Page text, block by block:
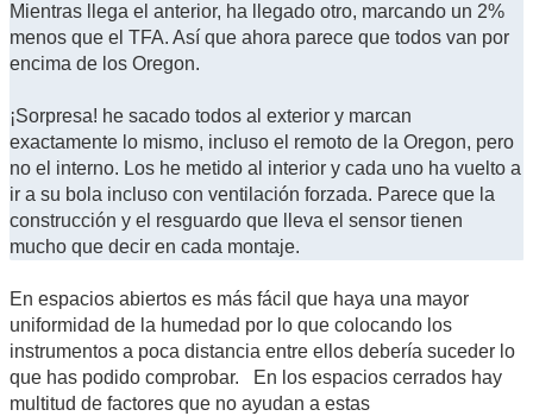
Mientras llega el anterior, ha llegado otro, marcando un 2%
menos que el TFA. Así que ahora parece que todos van por
encima de los Oregon.
¡Sorpresa! he sacado todos al exterior y marcan
exactamente lo mismo, incluso el remoto de la Oregon, pero
no el interno. Los he metido al interior y cada uno ha vuelto a
ir a su bola incluso con ventilación forzada. Parece que la
construcción y el resguardo que lleva el sensor tienen
mucho que decir en cada montaje.
En espacios abiertos es más fácil que haya una mayor
uniformidad de la humedad por lo que colocando los
instrumentos a poca distancia entre ellos debería suceder lo
que has podido comprobar. En los espacios cerrados hay
multitud de factores que no ayudan a estas